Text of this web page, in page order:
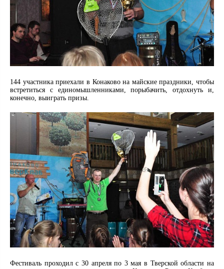
144 участника приехали в Конаково на майские праздники, чтобы
встретиться с единомышленниками, порыбачить, отдохнуть и,
конечно, выиграть призы.
Фестиваль проходил с 30 апреля по 3 мая в Тверской области на